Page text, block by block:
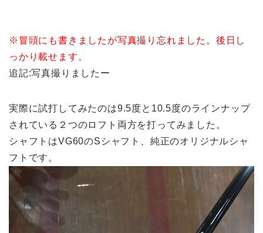
※冒頭にも書きましたが写真撮り忘れました。後日し
っかり載せます。
追記:写真撮りましたー
実際に試打してみたのは9.5度と10.5度のラインナップ
されている２つのロフト両方を打ってみました。
シャフトはVG60のSシャフト、純正のオリジナルシャ
フトです。